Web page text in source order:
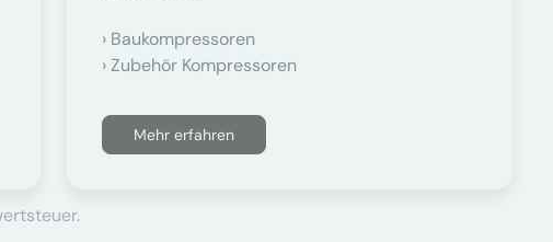
Baukompressoren
Zubehör Kompressoren
Mehr erfahren